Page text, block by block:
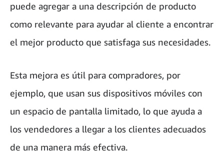
puede agregar a una descripción de producto
como relevante para ayudar al cliente a encontrar
el mejor producto que satisfaga sus necesidades.
Esta mejora es útil para compradores, por
ejemplo, que usan sus dispositivos móviles con
un espacio de pantalla limitado, lo que ayuda a
los vendedores a llegar a los clientes adecuados
de una manera más efectiva.